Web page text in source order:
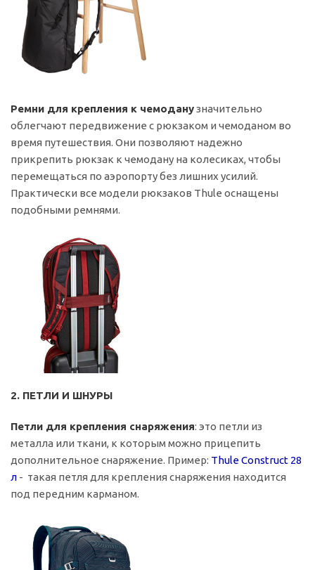
Ремни для крепления к чемоданузначительно
облегчают передвижение с рюкзаком и чемоданом во
время путешествия. Они позволяют надежно
прикрепить рюкзак к чемодану на колесиках, чтобы
перемещаться по аэропорту без лишних усилий.
Практически все модели рюкзаков Thule оснащены
подобными ремнями.
2. ПЕТЛИ И ШНУРЫ
Петли для крепления снаряжения: это петли из
металла или ткани, к которым можно прицепить
дополнительное снаряжение. Пример: Thule Construct 28
л - такая петля для крепления снаряжения находится
под передним карманом.